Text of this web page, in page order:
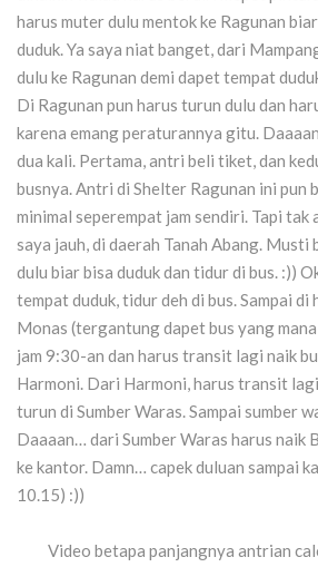
harus muter dulu mentok ke Ragunan
duduk. Ya saya niat banget, dari
dulu ke Ragunan demi dapet tempat
Di Ragunan pun harus turun dulu dan
karena emang peraturannya gitu.
dua kali. Pertama, antri beli tiket, dan
busnya. Antri di Shelter Ragunan ini pun
minimal seperempat jam sendiri. Tapi tak
saya jauh, di daerah Tanah Abang. Musti
dulu biar bisa duduk dan tidur di bus. :))
tempat duduk, tidur deh di bus. Sampai
Monas (tergantung dapet bus yang
jam 9:30-an dan harus transit lagi naik
Harmoni. Dari Harmoni, harus transit
turun di Sumber Waras. Sampai sumber
Daaaan… dari Sumber Waras harus naik
ke kantor. Damn… capek duluan sampai
10.15) :))
Video betapa panjangnya antrian